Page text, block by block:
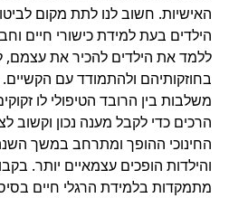
האישיות. חשוב לנו לתת מקום
הילדים בעת למידת כישורי חיים
ללמד את הילדים להכיר את
בחוזקותיהם ולהתמודד עם הקשיים.
משלבות בין הרובד הטיפולי לו
הרכים כדי לקבל מענה נכון וקשוב
החינוכי ההופך ומתרחב במשך
והילדות הופכים עצמאיים יותר.
מתמקדות בלמידת הרגלי חיים